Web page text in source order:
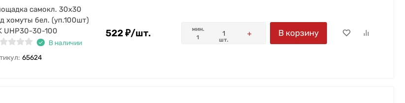
самокл. 30х30
хомуты бел. (уп.100шт)
UHP30-30-100
В наличии
65624
522₽/шт.
мин.
1
шт.
В корзину